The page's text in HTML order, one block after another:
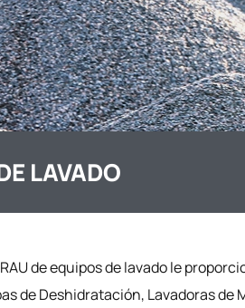
LAVADO
de equipos de lavado le
de Deshidratación, Lavadoras de